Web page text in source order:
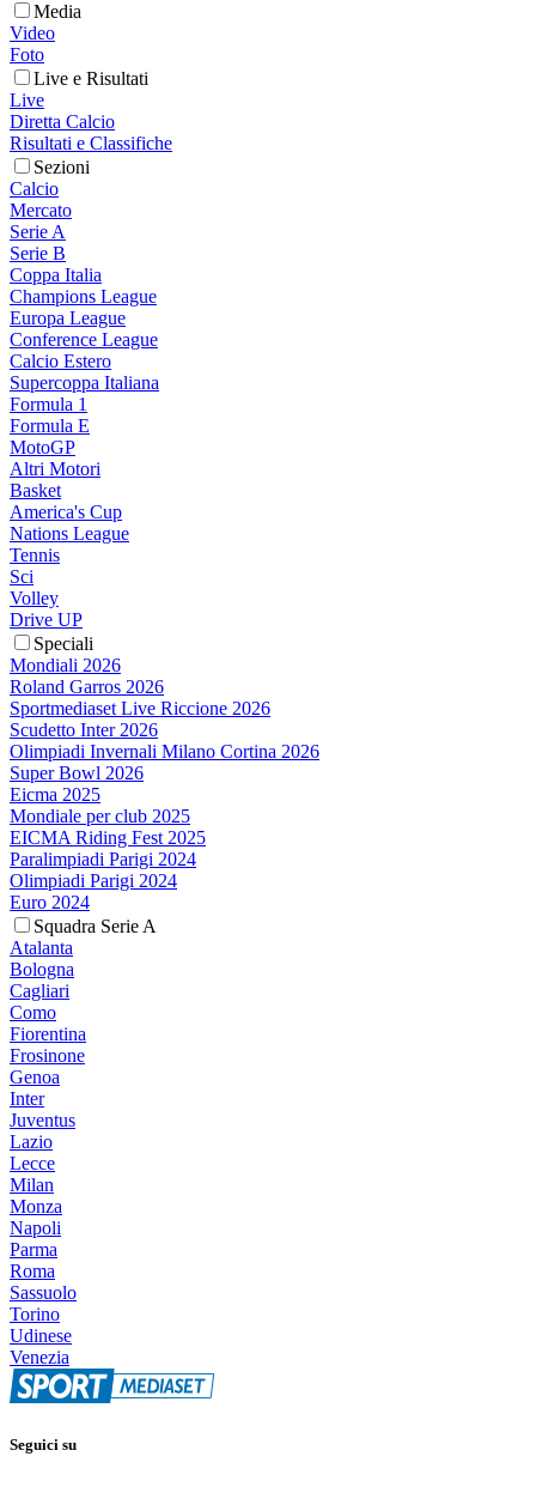
Media
Video
Foto
Live e Risultati
Live
Diretta Calcio
Risultati e Classifiche
Sezioni
Calcio
Mercato
Serie A
Serie B
Coppa Italia
Champions League
Europa League
Conference League
Calcio Estero
Supercoppa Italiana
Formula 1
Formula E
MotoGP
Altri Motori
Basket
America's Cup
Nations League
Tennis
Sci
Volley
Drive UP
Speciali
Mondiali 2026
Roland Garros 2026
Sportmediaset Live Riccione 2026
Scudetto Inter 2026
Olimpiadi Invernali Milano Cortina 2026
Super Bowl 2026
Eicma 2025
Mondiale per club 2025
EICMA Riding Fest 2025
Paralimpiadi Parigi 2024
Olimpiadi Parigi 2024
Euro 2024
Squadra Serie A
Atalanta
Bologna
Cagliari
Como
Fiorentina
Frosinone
Genoa
Inter
Juventus
Lazio
Lecce
Milan
Monza
Napoli
Parma
Roma
Sassuolo
Torino
Udinese
Venezia
Seguici su